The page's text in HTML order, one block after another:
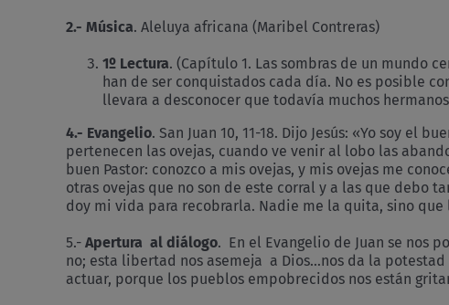
2.- Música. Aleluya africana (Maribel Contreras)
1º Lectura. (Capítulo 1. Las sombras de un mundo
han de ser conquistados cada día. No es posible
llevara a desconocer que todavía muchos
4.- Evangelio. San Juan 10, 11-18. Dijo Jesús: «Yo soy el
pertenecen las ovejas, cuando ve venir al lobo las
buen Pastor: conozco a mis ovejas, y mis ovejas me
otras ovejas que no son de este corral y a las que debo
doy mi vida para recobrarla. Nadie me la quita, sino
5.- Apertura al diálogo. En el Evangelio de Juan se nos
no; esta libertad nos asemeja a Dios…nos da la
actuar, porque los pueblos empobrecidos nos están